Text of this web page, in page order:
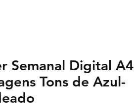
Semanal Digital A4
Tons de Azul-